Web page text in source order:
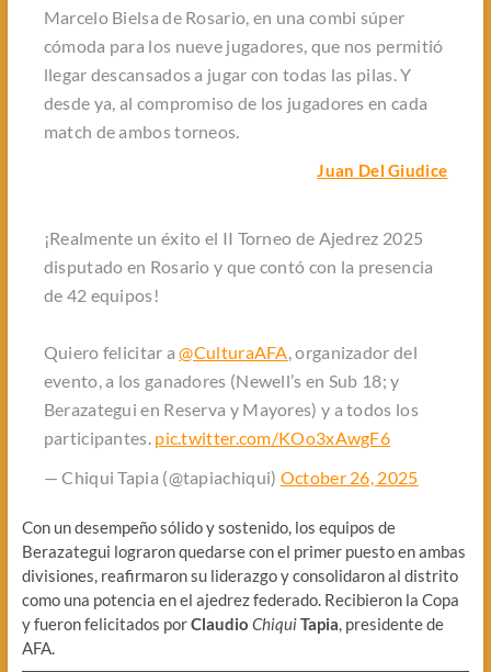
Marcelo Bielsa de Rosario, en una combi súper
cómoda para los nueve jugadores, que nos permitió
llegar descansados a jugar con todas las pilas. Y
desde ya, al compromiso de los jugadores en cada
match de ambos torneos.
Juan Del Giudice
¡Realmente un éxito el II Torneo de Ajedrez 2025
disputado en Rosario y que contó con la presencia
de 42 equipos!
Quiero felicitar a@CulturaAFA, organizador del
evento, a los ganadores (Newell’s en Sub 18; y
Berazategui en Reserva y Mayores) y a todos los
participantes. pic.twitter.com/KOo3xAwgF6
— Chiqui Tapia (@tapiachiqui) October 26, 2025
Con un desempeño sólido y sostenido, los equipos de
Berazategui lograron quedarse con el primer puesto en ambas
divisiones, reafirmaron su liderazgo y consolidaron al distrito
como una potencia en el ajedrez federado. Recibieron la Copa
y fueron felicitados porClaudio ChiquiTapia, presidente de
AFA.